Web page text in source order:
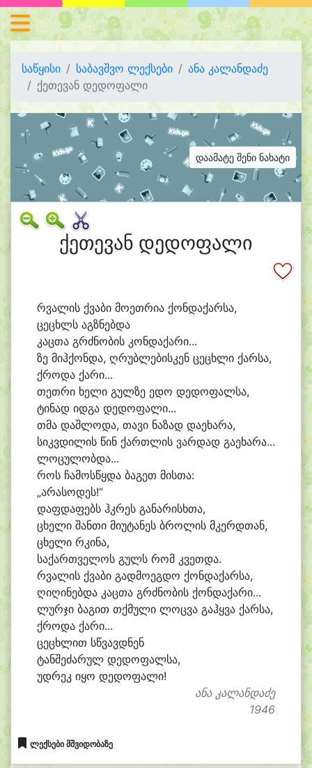
საწყისი საბავშვო ლექსები
ანა კალანდაძე
ქეთევან დედოფალი
დაამატე შენი ნახატი
ქეთევან დედოფალი
რვალის ქვაბი მოეთრია ქონდაქარსა,
ცეცხლს აგზნებდა
კაცთა გრძნობის კონდაქარი...
ზე მიჰქონდა, ღრუბლებისკენ ცეცხლი ქარსა,
ქროდა ქარი...
თეთრი ხელი გულზე ედო დედოფალსა,
ტინად იდგა დედოფალი...
თმა დაშლოდა, თავი ნაზად დაეხარა,
სიკვდილის წინ ქართლის ვარდად გაეხარა...
ლოცულობდა...
როს ჩამოსწყდა ბაგეთ მისთა:
„არასოდეს!“
დაფდაფებს ჰკრეს განარისხთა,
ცხელი შანთი მიუტანეს ბროლის მკერდთან,
ცხელი რკინა,
საქართველოს გულს რომ კვეთდა.
რვალის ქვაბი გადმოეგდო ქონდაქარსა,
ღიღინებდა კაცთა გრძნობის ქონდაქარი...
ლურჯი ბაგით თქმული ლოცვა გაჰყვა ქარსა,
ქროდა ქარი...
ცეცხლით სწვავდნენ
ტანშეძარულ დედოფალსა,
უდრეკ იყო დედოფალი!
ანა კალანდაძე
1946
ლექსები მშვიდობაზე